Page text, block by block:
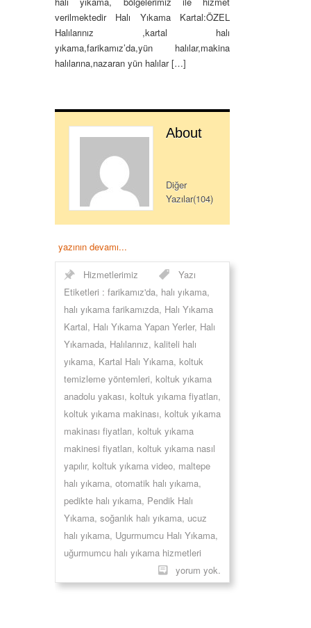
verilmektedir Halı Yıkama Kartal:ÖZEL
Halılarınız ,kartal halı
yıkama,farikamız’da,yün halılar,makina
halılarına,nazaran yün halılar […]
About
Diğer
Yazılar(104)
yazının devamı...
Hizmetlerimiz
Yazı
Etiketleri : farikamız'da, halı yıkama,
halı yıkama farikamızda, Halı Yıkama
Kartal, Halı Yıkama Yapan Yerler, Halı
Yıkamada, Halılarınız, kaliteli halı
yıkama, Kartal Halı Yıkama, koltuk
temizleme yöntemleri, koltuk yıkama
anadolu yakası, koltuk yıkama fiyatları,
koltuk yıkama makinası, koltuk yıkama
makinası fiyatları, koltuk yıkama
makinesi fiyatları, koltuk yıkama nasıl
yapılır, koltuk yıkama video, maltepe
halı yıkama, otomatik halı yıkama,
pedikte halı yıkama, Pendik Halı
Yıkama, soğanlık halı yıkama, ucuz
halı yıkama, Ugurmumcu Halı Yıkama,
uğurmumcu halı yıkama hizmetleri
yorum yok.